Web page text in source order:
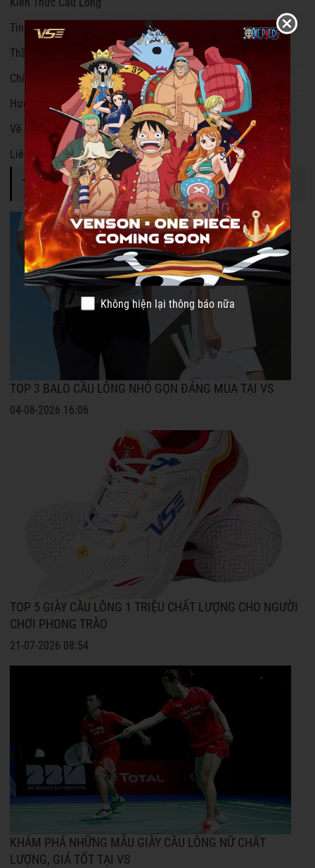
Kiến Thức Cầu Lông
Tin Tức Cầu Lông
Thần Tượng Cầu Lông
Chính Sách
Hướng Dẫn
Về VS Sports
Liên hệ
TIN TỨC NỔI BẬT
TOP 3 BALO CẦU LÔNG NHỎ GỌN ĐÁNG MUA TẠI VS
04-08-2026 16:06
TOP 5 GIÀY CẦU LÔNG 1 TRIỆU CHẤT LƯỢNG CHO NGƯỜI
CHƠI PHONG TRÀO
21-07-2026 08:54
KHÁM PHÁ NHỮNG MẪU GIÀY CẦU LÔNG NỮ CHẤT
LƯỢNG, GIÁ TỐT TẠI VS
Không hiện lại thông báo nữa